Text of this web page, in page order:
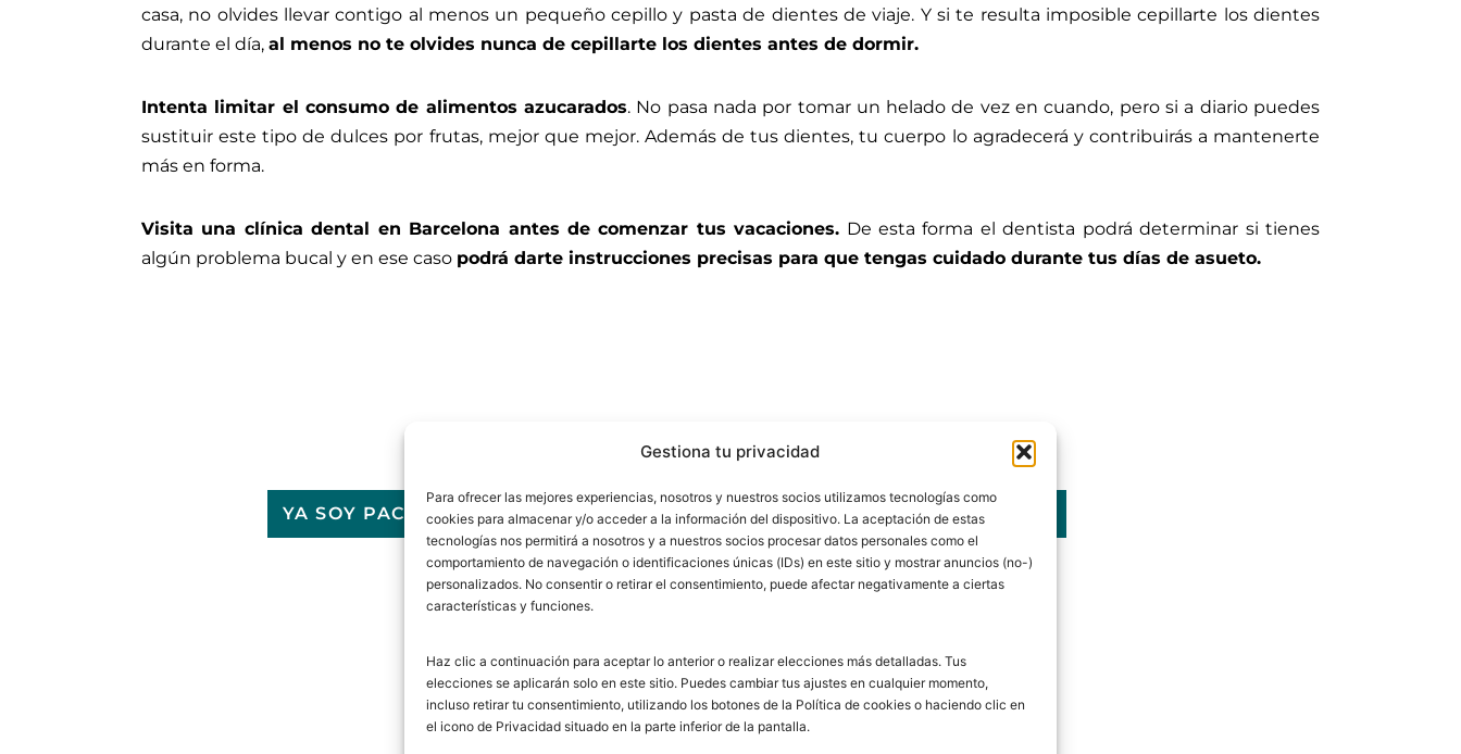
Gestiona tu privacidad
Para ofrecer las mejores experiencias, nosotros y nuestros socios utilizamos tecnologías como
cookies para almacenar y/o acceder a la información del dispositivo. La aceptación de estas
tecnologías nos permitirá a nosotros y a nuestros socios procesar datos personales como el
comportamiento de navegación o identificaciones únicas (IDs) en este sitio y mostrar anuncios (no-)
personalizados. No consentir o retirar el consentimiento, puede afectar negativamente a ciertas
características y funciones.
Haz clic a continuación para aceptar lo anterior o realizar elecciones más detalladas. Tus
elecciones se aplicarán solo en este sitio. Puedes cambiar tus ajustes en cualquier momento,
incluso retirar tu consentimiento, utilizando los botones de la Política de cookies o haciendo clic en
el icono de Privacidad situado en la parte inferior de la pantalla.
casa, no olvides llevar contigo al menos un pequeño cepillo y pasta de dientes de viaje. Y si te resulta imposible cepillarte los dientes
durante el día, al menos no te olvides nunca de cepillarte los dientes antes de dormir.
Intenta limitar el consumo de alimentos azucarados. No pasa nada por tomar un helado de vez en cuando, pero si a diario puedes
sustituir este tipo de dulces por frutas, mejor que mejor. Además de tus dientes, tu cuerpo lo agradecerá y contribuirás a mantenerte
más en forma.
Visita una clínica dental en Barcelona antes de comenzar tus vacaciones. De esta forma el dentista podrá determinar si tienes
algún problema bucal y en ese caso podrá darte instrucciones precisas para que tengas cuidado durante tus días de asueto.
YA SOY PACIENTE CONTACTO